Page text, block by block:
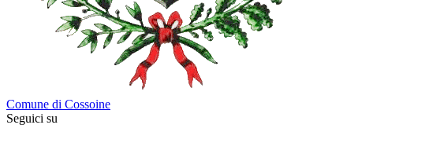
Comune di Cossoine
Seguici su